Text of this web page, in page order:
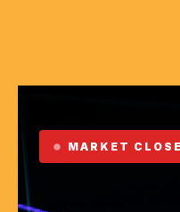
MARKET CLOSE